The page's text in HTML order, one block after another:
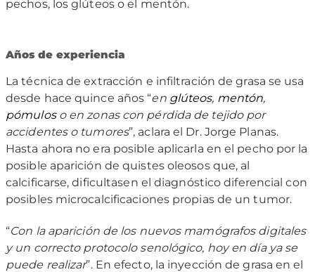
pechos, los glúteos o el mentón.
Años de experiencia
La técnica de extracción e infiltración de grasa se usa
desde hace quince años “en glúteos, mentón,
pómuloso en zonas con pérdida de tejido por
accidentes o tumores”, aclara el Dr. Jorge Planas.
Hasta ahora no era posible aplicarla en el pecho por la
posible aparición de quistes oleosos que, al
calcificarse, dificultasen el diagnóstico diferencial con
posibles microcalcificaciones propias de un tumor.
“Con la aparición de los nuevos mamógrafos digitales
y un correcto protocolo senológico, hoy en día ya se
puede realizar”. En efecto, la inyección de grasa en el